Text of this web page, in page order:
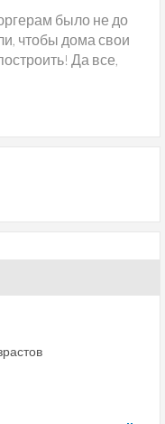
было не до
чтобы дома свои
Да все,